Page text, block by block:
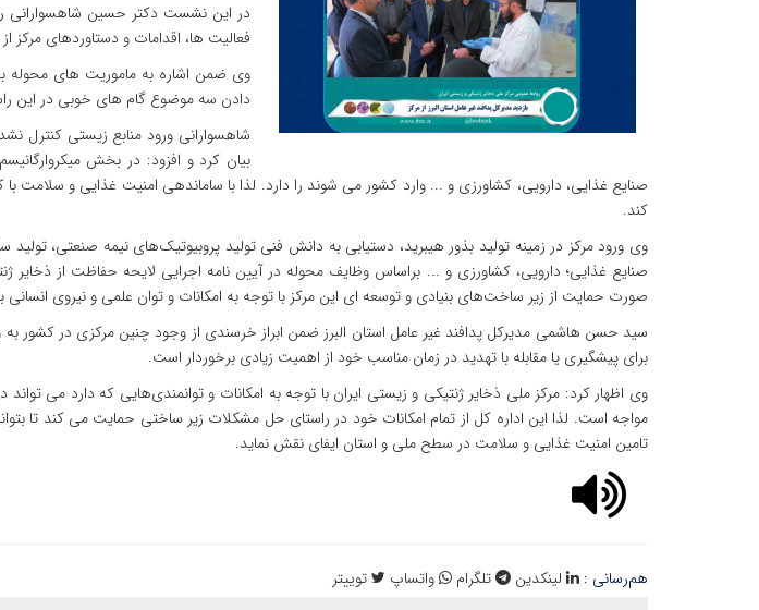
در این نشست دکتر حسین شاهسوارانی
فعالیت ها، اقدامات و دستاوردهای
وی ضمن اشاره به ماموریت های محوله
دادن سه موضوع گام های خوبی در این
شاهسوارانی ورود منابع زیستی کنترل
بیان کرد و افزود: در بخش
صنایع غذایی، دارویی، کشاورزی و ... وارد کشور می شوند را دارد. لذا با ساماندهی امنیت غذایی و سلامت
کند.
وی ورود مرکز در زمینه تولید بذور هیبرید، دستیابی به دانش فنی تولید پروبیوتیک‌های نیمه صنعتی،
صنایع غذایی؛ دارویی، کشاورزی و ... براساس وظایف محوله در آیین نامه اجرایی لایحه حفاظت از ذخایر
صورت حمایت از زیر ساخت‌های بنیادی و توسعه ای این مرکز با توجه به امکانات و توان علمی و نیروی
سید حسن هاشمی مدیرکل پدافند غیر عامل استان البرز ضمن ابراز خرسندی از وجود چنین مرکزی در کشور به
برای پیشگیری یا مقابله با تهدید در زمان مناسب خود از اهمیت زیادی برخوردار است.
وی اظهار کرد: مرکز ملی ذخایر ژنتیکی و زیستی ایران با توجه به امکانات و توانمندی‌هایی که دارد می
مواجه است. لذا این اداره کل از تمام امکانات خود در راستای حل مشکلات زیر ساختی حمایت می کند تا
تامین امنیت غذایی و سلامت در سطح ملی و استان ایفای نقش نماید.
هم‌رسانی : لینکدین تلگرام واتساپ توییتر